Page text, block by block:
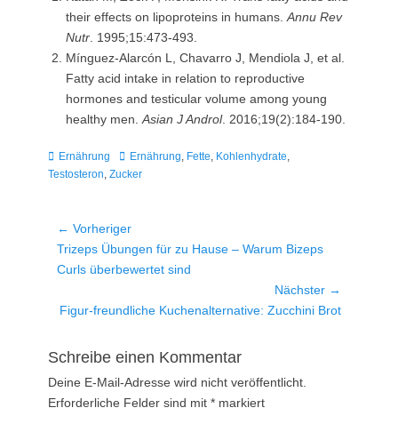
their effects on lipoproteins in humans. Annu Rev
Nutr . 1995;15:473-493.
Mínguez-Alarcón L, Chavarro J, Mendiola J, et al.
Fatty acid intake in relation to reproductive
hormones and testicular volume among young
healthy men. Asian J Androl. 2016;19(2):184-190.
Kategorien
Ernährung Schlagworte
Ernährung, Fette, Kohlenhydrate,
Testosteron, Zucker
Beitragsnavigation
← Vorheriger
Vorheriger
Beitrag:
Trizeps Übungen für zu Hause – Warum Bizeps
Curls überbewertet sind
Nächster →
Nächster
Figur-freundliche Kuchenalternative: Zucchini Brot
Schreibe einen Kommentar
Deine E-Mail-Adresse wird nicht veröffentlicht.
Erforderliche Felder sind mit * markiert